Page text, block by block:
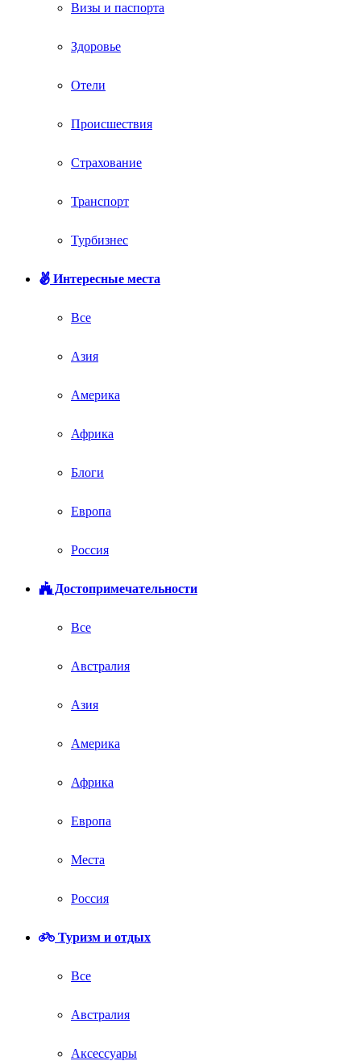
Визы и паспорта
Здоровье
Отели
Происшествия
Страхование
Транспорт
Турбизнес
Интересные места
Все
Азия
Америка
Африка
Блоги
Европа
Россия
Достопримечательности
Все
Австралия
Азия
Америка
Африка
Европа
Места
Россия
Туризм и отдых
Все
Австралия
Аксессуары